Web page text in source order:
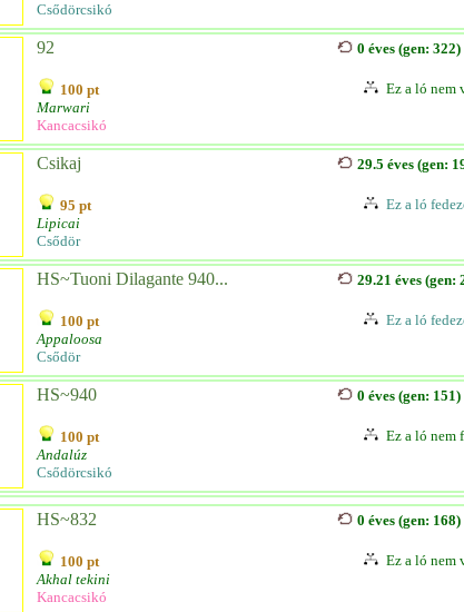
Csődörcsikó
92
100 pt
Marwari
Kancacsikó
0 éves (gen: 322)
Ez a ló nem
Csikaj
95 pt
Lipicai
Csődör
29.5 éves (gen:
Ez a ló
HS~Tuoni Dilagante 940...
100 pt
Appaloosa
Csődör
29.21 éves (gen:
Ez a ló
HS~940
100 pt
Andalúz
Csődörcsikó
0 éves (gen: 151)
Ez a ló nem
HS~832
100 pt
Akhal tekini
Kancacsikó
0 éves (gen: 168)
Ez a ló nem